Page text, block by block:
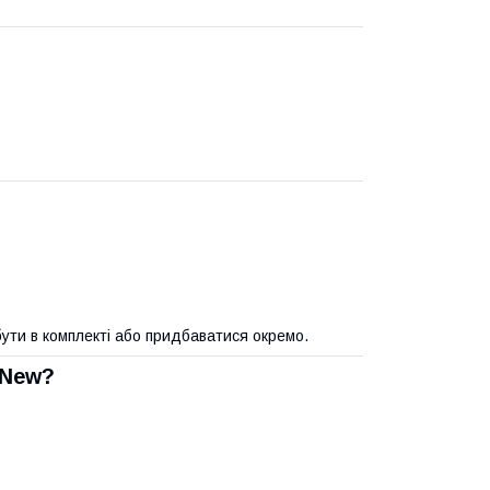
в комплекті або придбаватися окремо.